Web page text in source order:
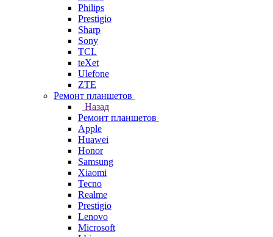
Philips
Prestigio
Sharp
Sony
TCL
teXet
Ulefone
ZTE
Ремонт планшетов
Назад
Ремонт планшетов
Apple
Huawei
Honor
Samsung
Xiaomi
Tecno
Realme
Prestigio
Lenovo
Microsoft